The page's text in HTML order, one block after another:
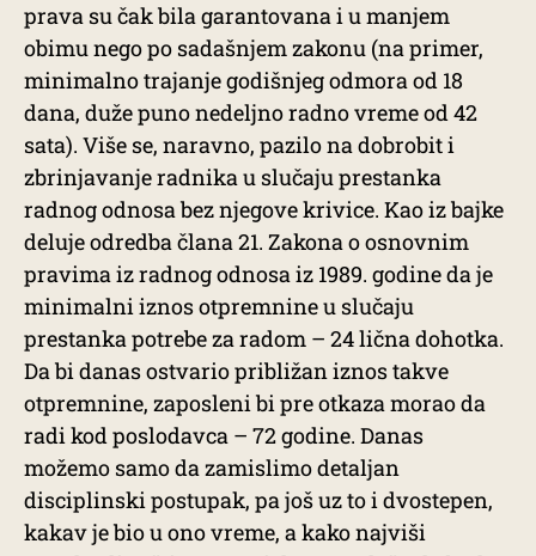
prava su čak bila garantovana i u manjem
obimu nego po sadašnjem zakonu (na primer,
minimalno trajanje godišnjeg odmora od 18
dana, duže puno nedeljno radno vreme od 42
sata). Više se, naravno, pazilo na dobrobit i
zbrinjavanje radnika u slučaju prestanka
radnog odnosa bez njegove krivice. Kao iz bajke
deluje odredba člana 21. Zakona o osnovnim
pravima iz radnog odnosa iz 1989. godine da je
minimalni iznos otpremnine u slučaju
prestanka potrebe za radom – 24 lična dohotka.
Da bi danas ostvario približan iznos takve
otpremnine, zaposleni bi pre otkaza morao da
radi kod poslodavca – 72 godine. Danas
možemo samo da zamislimo detaljan
disciplinski postupak, pa još uz to i dvostepen,
kakav je bio u ono vreme, a kako najviši